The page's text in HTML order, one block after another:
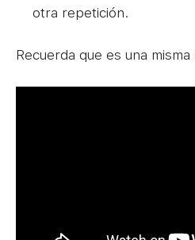
otra repetición.
Recuerda que es una misma